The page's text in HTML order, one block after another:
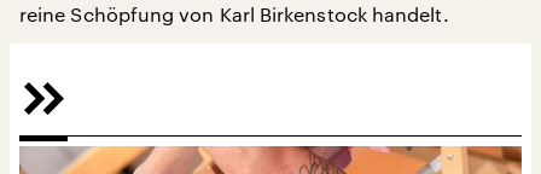
reine Schöpfung von Karl Birkenstock handelt.